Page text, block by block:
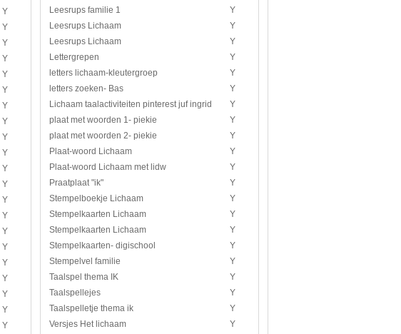
Y
Y
Y
Y
Y
Y
Y
Y
Y
Y
Y
Y
Y
Y
Y
Y
Y
Y
Y
Y
Y
Leesrups familie 1
Y
Leesrups Lichaam
Y
Leesrups Lichaam
Y
Lettergrepen
Y
letters lichaam-kleutergroep
Y
letters zoeken- Bas
Y
Lichaam taalactiviteiten pinterest juf ingrid
Y
plaat met woorden 1- piekie
Y
plaat met woorden 2- piekie
Y
Plaat-woord Lichaam
Y
Plaat-woord Lichaam met lidw
Y
Praatplaat "ik"
Y
Stempelboekje Lichaam
Y
Stempelkaarten Lichaam
Y
Stempelkaarten Lichaam
Y
Stempelkaarten- digischool
Y
Stempelvel familie
Y
Taalspel thema IK
Y
Taalspellejes
Y
Taalspelletje thema ik
Y
Versjes Het lichaam
Y